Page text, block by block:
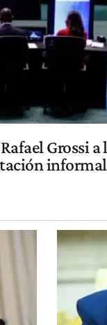
Grossi a
informal